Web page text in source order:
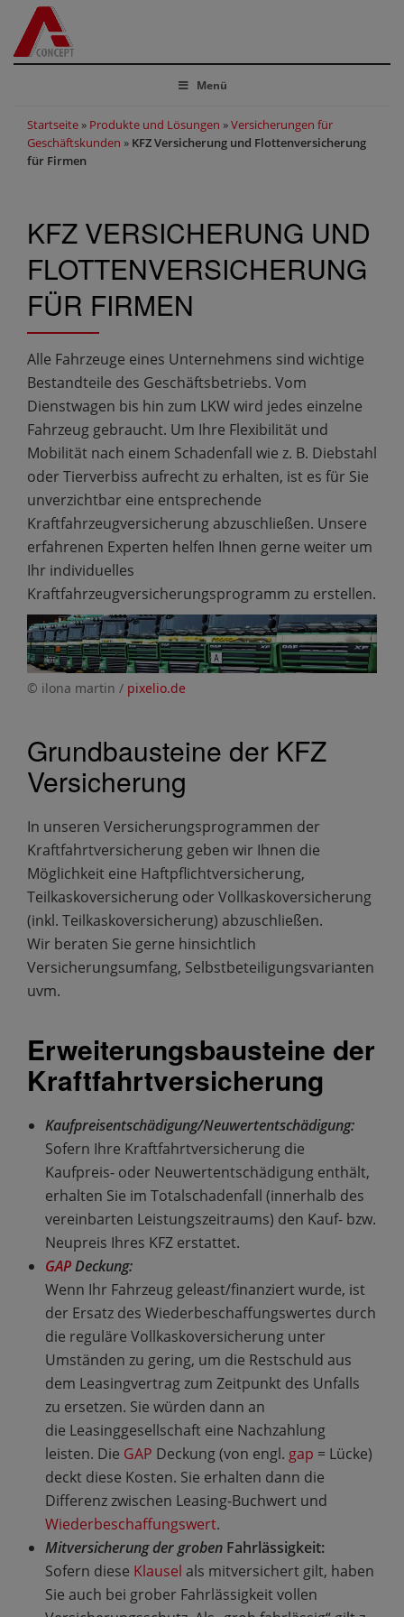
Menü
Startseite » Produkte und Lösungen »Versicherungen für
Geschäftskunden » KFZ Versicherung und Flottenversicherung
für Firmen
KFZ VERSICHERUNG UND
FLOTTENVERSICHERUNG
FÜR FIRMEN
Alle Fahrzeuge eines Unternehmens sind wichtige
Bestandteile des Geschäftsbetriebs. Vom
Dienstwagen bis hin zum LKW wird jedes einzelne
Fahrzeug gebraucht. Um Ihre Flexibilität und
Mobilität nach einem Schadenfall wie z. B. Diebstahl
oder Tierverbiss aufrecht zu erhalten, ist es für Sie
unverzichtbar eine entsprechende
Kraftfahrzeugversicherung abzuschließen. Unsere
erfahrenen Experten helfen Ihnen gerne weiter um
Ihr individuelles
Kraftfahrzeugversicherungsprogramm zu erstellen.
© ilona martin / pixelio.de
Grundbausteine der KFZ
Versicherung
In unseren Versicherungsprogrammen der
Kraftfahrtversicherung geben wir Ihnen die
Möglichkeit eine Haftpflichtversicherung,
Teilkaskoversicherung oder Vollkaskoversicherung
(inkl. Teilkaskoversicherung) abzuschließen.
Wir beraten Sie gerne hinsichtlich
Versicherungsumfang, Selbstbeteiligungsvarianten
uvm.
Erweiterungsbausteine der
Kraftfahrtversicherung
Kaufpreisentschädigung/Neuwertentschädigung:
Sofern Ihre Kraftfahrtversicherung die
Kaufpreis- oder Neuwertentschädigung enthält,
erhalten Sie im Totalschadenfall (innerhalb des
vereinbarten Leistungszeitraums) den Kauf- bzw.
Neupreis Ihres KFZ erstattet.
GAPDeckung:
Wenn Ihr Fahrzeug geleast/finanziert wurde, ist
der Ersatz des Wiederbeschaffungswertes durch
die reguläre Vollkaskoversicherung unter
Umständen zu gering, um die Restschuld aus
dem Leasingvertrag zum Zeitpunkt des Unfalls
zu ersetzen. Sie würden dann an
die Leasinggesellschaft eine Nachzahlung
leisten. Die GAP Deckung (von engl. gap = Lücke)
deckt diese Kosten. Sie erhalten dann die
Differenz zwischen Leasing-Buchwert und
Wiederbeschaffungswert.
Mitversicherung der groben Fahrlässigkeit:
Sofern diese Klausel als mitversichert gilt, haben
Sie auch bei grober Fahrlässigkeit vollen